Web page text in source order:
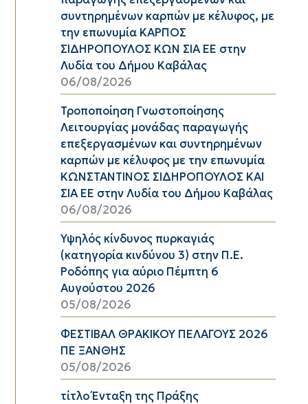
συντηρημένων καρπών με κέλυφος, με
την επωνυμία ΚΑΡΠΟΣ
ΣΙΔΗΡΟΠΟΥΛΟΣ ΚΩΝ ΣΙΑ ΕΕ στην
Λυδία του Δήμου Καβάλας
06/08/2026
Τροποποίηση Γνωστοποίησης
Λειτουργίας μονάδας παραγωγής
επεξεργασμένων και συντηρημένων
καρπών με κέλυφος με την επωνυμία
ΚΩΝΣΤΑΝΤΙΝΟΣ ΣΙΔΗΡΟΠΟΥΛΟΣ ΚΑΙ
ΣΙΑ ΕΕ στην Λυδία του Δήμου Καβάλας
06/08/2026
Υψηλός κίνδυνος πυρκαγιάς
(κατηγορία κινδύνου 3) στην Π.Ε.
Ροδόπης για αύριο Πέμπτη 6
Αυγούστου 2026
05/08/2026
ΦΕΣΤΙΒΑΛ ΘΡΑΚΙΚΟΥ ΠΕΛΑΓΟΥΣ 2026
ΠΕ ΞΑΝΘΗΣ
05/08/2026
τίτλο Ένταξη της Πράξης